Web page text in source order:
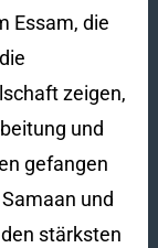
Essam, die
zeigen,
und
gefangen
und
stärksten